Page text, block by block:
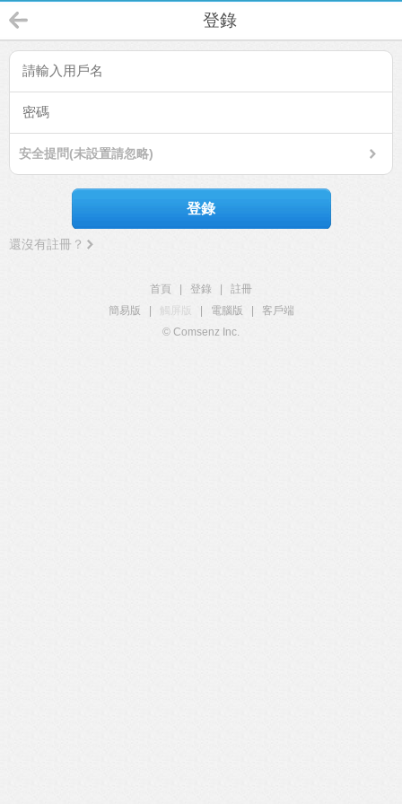
登錄
安全提問(未設置請忽略)
登錄
還沒有註冊？
首頁 登錄
註冊
簡易版
觸屏版 電腦版
客戶端
© Comsenz Inc.